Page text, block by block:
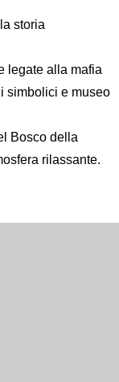
storia
legate alla mafia
simbolici e museo
Bosco della
rilassante.